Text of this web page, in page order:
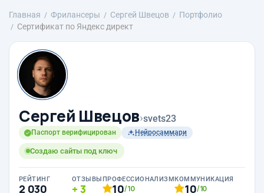
Главная Фрилансеры Сергей Швецов
Портфолио
Сертификат по Яндекс директ
Сергей Швецов›svets23
Паспорт верифицирован Нейросаммари
Создаю сайты под ключ
РЕЙТИНГ
2 030
ОТЗЫВЫ
3
ПРОФЕССИОНАЛИЗМ
10/10
КОММУНИКАЦИЯ
10/10